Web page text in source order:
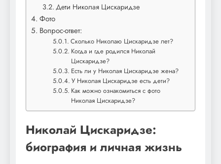
Дети Николая Цискаридзе
Фото
Вопрос-ответ:
Сколько Николаю Цискаридзе лет?
Когда и где родился Николай
Цискаридзе?
Есть ли у Николая Цискаридзе жена?
У Николая Цискаридзе есть дети?
Как можно ознакомиться с фото
Николая Цискаридзе?
Николай Цискаридзе:
биография и личная жизнь